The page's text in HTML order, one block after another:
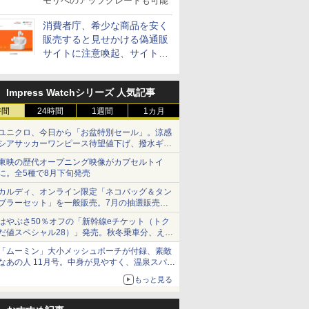
消費者庁、希少な商品を安く
販売すると見せかける偽通販
サイトに注意喚起、サイト名
Impress Watchシリーズ 人気記事
24時間 1週間 1カ月
ニクロ、今日から「お盆特別セール」。涼感
アサッカーワンピース待望値下げ、撥水ギア
ョーツは1990円に
映の歴代オープニング映像がカプセルトイ
。全5種で8月下旬発売
ルディ、オンライン限定「ネコバッグ＆タン
ラーセット」を一般販売。7月の抽選販売の
選無効分
やぶさ50％オフの「新幹線eチケット（トク
値スペシャル28）」発売。秋冬乗車分、えき
っと限定
ムーミン」大小メッシュポーチが付録、素敵
あの人 11月号。中身が見やすく、温泉スパに
もっと見る